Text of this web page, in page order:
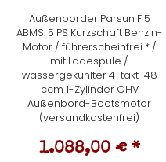
Außenborder Parsun F 5
ABMS: 5 PS Kurzschaft Benzin-
Motor / führerscheinfrei * /
mit Ladespule /
wassergekühlter 4-takt 148
ccm 1-Zylinder OHV
Außenbord-Bootsmotor
(versandkostenfrei)
1.088,00 € *